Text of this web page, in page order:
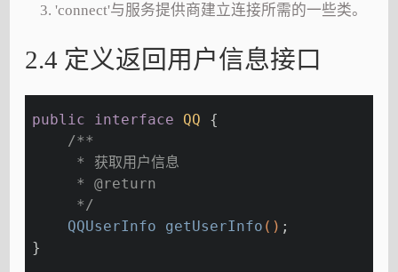
'connect'与服务提供商建立连接所需的一些类。
2.4 定义返回用户信息接口
public interface QQ
{
/**
     * 获取用户信息
     *
@return
     */
QQUserInfo getUserInfo () ;
}